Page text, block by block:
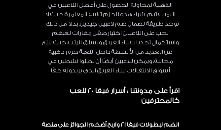
الذهبية لمحاولة الحصول على أفضل اللاعبين في
التميت تيم. شراء هذه الحزم تشبه المقامرة حيث لا
توجد طريقة لضمان ضم لاعبين جيدين. بدلاً من ذلك
يجب على اللاعبين اختيار صقل مهارات لعبهم
واستكمال تحديات بناء الفريق وتسلق الرتب. حيث ينتج
عن العديد من الأنشطة داخل اللعبة حزم ذهبية
مجانية، ويمكن للاعبين أيضًا أن يظلوا نشطين في
أسواق الانتقالات لبناء الفريق الذي يريدونه حقًا
اقرأ على مدونتنا :
أسرار فيفا 20 للعب
كالمحترفين
انضم لبطولات فيفا 21 واربح أضخم الجوائز على منصة